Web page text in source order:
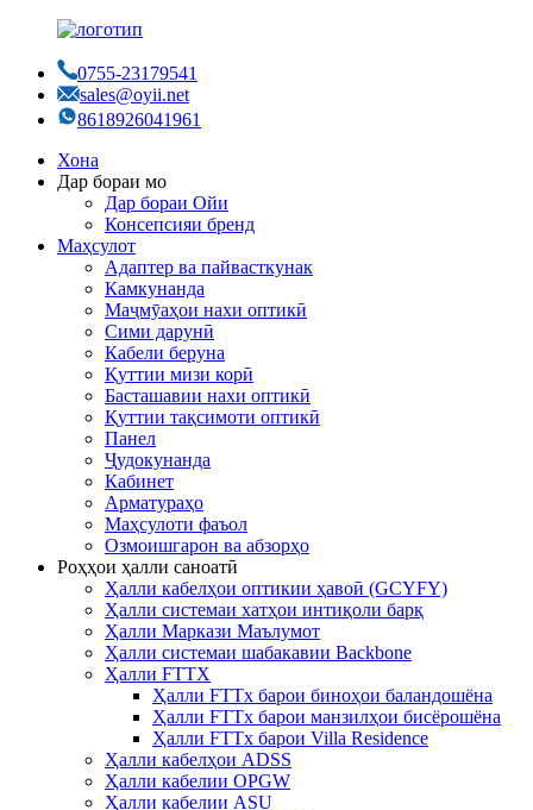
0755-23179541
sales@oyii.net
8618926041961
Хона
Дар бораи мо
Дар бораи Ойи
Консепсияи бренд
Маҳсулот
Адаптер ва пайвасткунак
Камкунанда
Маҷмӯаҳои нахи оптикӣ
Сими дарунӣ
Кабели беруна
Қуттии мизи корӣ
Басташавии нахи оптикӣ
Қуттии тақсимоти оптикӣ
Панел
Ҷудокунанда
Кабинет
Арматураҳо
Маҳсулоти фаъол
Озмоишгарон ва абзорҳо
Роҳҳои ҳалли саноатӣ
Ҳалли кабелҳои оптикии ҳавоӣ (GCYFY)
Ҳалли системаи хатҳои интиқоли барқ
Ҳалли Маркази Маълумот
Ҳалли системаи шабакавии Backbone
Ҳалли FTTX
Ҳалли FTTx барои биноҳои баландошёна
Ҳалли FTTx барои манзилҳои бисёрошёна
Ҳалли FTTx барои Villa Residence
Ҳалли кабелҳои ADSS
Ҳалли кабелии OPGW
Ҳалли кабелии ASU